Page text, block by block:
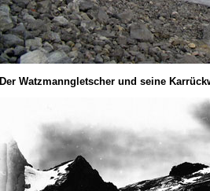
Der Watzmanngletscher und seine